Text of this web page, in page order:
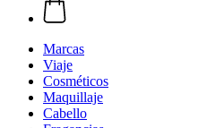
Marcas
Viaje
Cosméticos
Maquillaje
Cabello